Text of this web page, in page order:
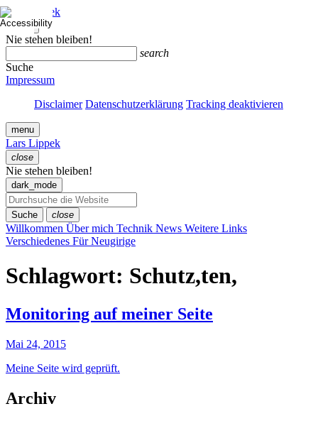
Zum
Inhalt
springen
Lars Lippek
close
Menü
schließen
Nie stehen bleiben!
search
Suche
Impressum
Disclaimer Datenschutzerklärung Tracking deaktivieren
menu
Lars Lippek
close
Menü
schließen
Nie stehen bleiben!
dark_mode
Suche close
Willkommen Über mich Technik News Weitere Links
Verschiedenes Für Neugirige
Schlagwort: Schutz,ten,
Monitoring auf meiner Seite
Mai 24, 2015
Meine Seite wird geprüft.
Archiv